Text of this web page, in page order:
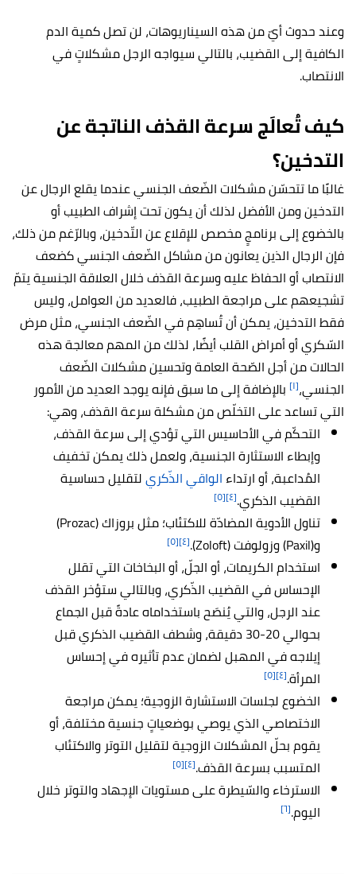
وعند حدوث أيّ من هذه السيناريوهات، لن تصل كمية الدم
الكافية إلى القضيب، بالتالي سيواجه الرجل مشكلاتٍ في
الانتصاب.
كيف تُعالَج سرعة القذف الناتجة عن
التدخين؟
غالبًا ما تتحسّن مشكلات الضّعف الجنسي عندما يقلع الرجال عن
التدخين ومن الأفضل لذلك أن يكون تحت إشراف الطبيب أو
بالخضوع إلى برنامجٍ مخصص للإقلاع عن التّدخين، وبالرّغم من ذلك،
فإن الرجال الذين يعانون من مشاكل الضّعف الجنسي كضعف
الانتصاب أو الحفاظ عليه وسرعة القذف خلال العلاقة الجنسية يتمّ
تشجيعهم على مراجعة الطبيب، فالعديد من العوامل، وليس
فقط التدخين، يمكن أن تُساهِم في الضّعف الجنسي، مثل مرض
السّكري أو أمراض القلب أيضًا، لذلك من المهم معالجة هذه
الحالات من أجل الصّحة العامة وتحسين مشكلات الضّعف
الجنسي،[١] بالإضافة إلى ما سبق فإنه يوجد العديد من الأمور
التي تساعد على التخلّص من مشكلة سرعة القذف، وهي:
التحكّم في الأحاسيس التي تؤدي إلى سرعة القذف،
وإبطاء الاستثارة الجنسية، ولعمل ذلك يمكن تخفيف
المُداعبة، أو ارتداءالواقي الذّكريلتقليل حساسية
القضيب الذكري.[٤] [٥]
تناول الأدوية المضادّة للاكتئاب؛ مثل بروزاك (Prozac)
و(Paxil) وزولوفت (Zoloft).
[٤] [٥]
استخدام الكريمات، أو الجلّ، أو البخاخات التي تقلل
الإحساس في القضيب الذّكري، وبالتالي ستؤخر القذف
عند الرجل، والتي يُنصَح باستخداماه عادةً قبل الجماع
بحوالي 20-30 دقيقة، وشطف القضيب الذكري قبل
إيلاجه في المهبل لضمان عدم تأثيره في إحساس
المرأة.[٤] [٥]
الخضوع لجلسات الاستشارة الزوجية؛ يمكن مراجعة
الاختصاصي الذي يوصي بوضعياتٍ جنسية مختلفة، أو
يقوم بحلّ المشكلات الزوجية لتقليل التوتر والاكتئاب
المتسبب بسرعة القذف.[٤] [٥]
الاسترخاء والسّيطرة على مستويات الإجهاد والتوتر خلال
اليوم.[٦]